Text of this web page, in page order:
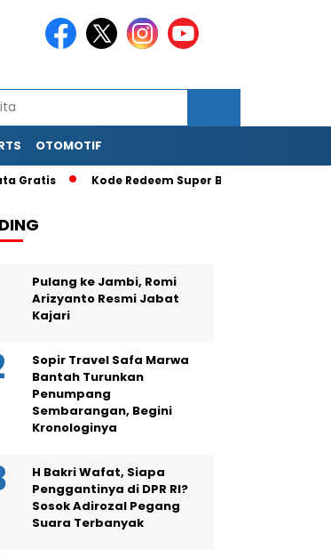
OTOMOTIF
Kode Redeem Super Bear Adventure
Pulang ke Jambi, Romi
Arizyanto Resmi Jabat
Kajari
Sopir Travel Safa Marwa
Bantah Turunkan
Penumpang
Sembarangan, Begini
Kronologinya
H Bakri Wafat, Siapa
Penggantinya di DPR RI?
Sosok Adirozal Pegang
Suara Terbanyak